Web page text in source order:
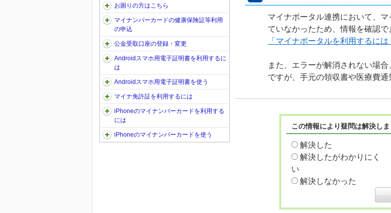
お困りの方はこちら
マイナンバーカードの健康保険証等利用
の申込
公金受取口座の登録・変更
Androidスマホ用電子証明書を利用するに
は
Androidスマホ用電子証明書を使う
マイナ免許証を利用するには
iPhoneのマイナンバーカードを利用する
には
iPhoneのマイナンバーカードを使う
マイナポータル連携において、
ていなかったため、情報を確認で
「マイナポータルを利用するには
また、エラーが解消されない場
ですが、手元の領収書や医療費通
この情報により疑問は解決しま
解決した
解決したがわかりにく
い
解決しなかった